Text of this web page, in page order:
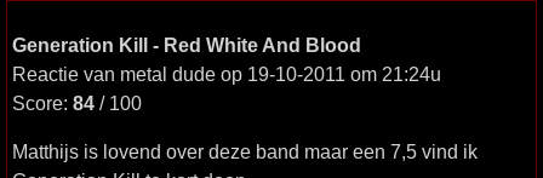
Generation Kill - Red White And Blood
Reactie van metal dude op 19-10-2011 om 21:24u
Score: 84 / 100
Matthijs is lovend over deze band maar een 7,5 vind ik